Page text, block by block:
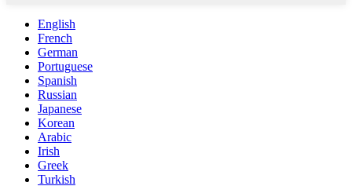
English
French
German
Portuguese
Spanish
Russian
Japanese
Korean
Arabic
Irish
Greek
Turkish